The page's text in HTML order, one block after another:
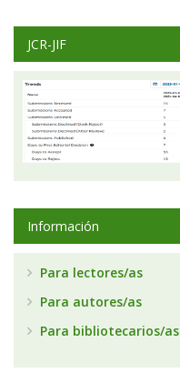
JCR-JIF
Información
Para lectores/as
Para autores/as
Para bibliotecarios/as